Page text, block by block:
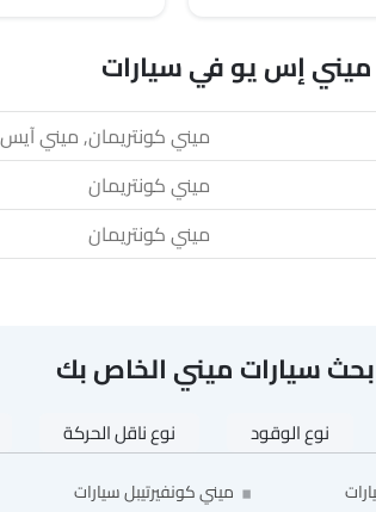
ميني إس يو في سيارات
ميني كونتريمان, ميني
ميني كونتريمان
ميني كونتريمان
سيارات ميني الخاص بك
نوع الوقود نوع ناقل الحركة
ميني كونفيرتيبل سيارات